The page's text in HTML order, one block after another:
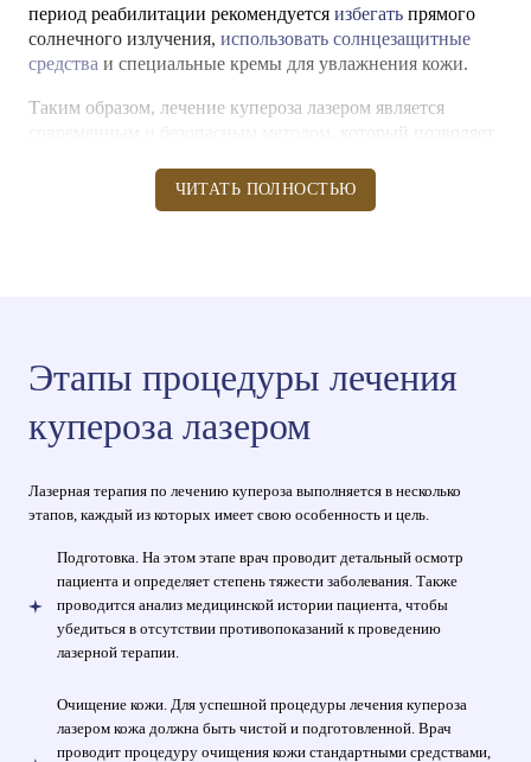
период реабилитации рекомендуется избегать прямого
солнечного излучения, использовать солнцезащитные
средства и специальные кремы для увлажнения кожи.
Таким образом, лечение купероза лазером является
, который позволяет
коже. Доверьтесь опыту и компетенции
профессионального специалистаSkySkin Clinic
ЧИТАТЬ ПОЛНОСТЬЮ
Этапы процедуры лечения
купероза лазером
Лазерная терапия по лечению купероза выполняется в несколько
этапов, каждый из которых имеет свою особенность и цель.
Подготовка. На этом этапе врач проводит детальный осмотр
пациента и определяет степень тяжести заболевания. Также
проводится анализ медицинской истории пациента, чтобы
убедиться в отсутствии противопоказаний к проведению
лазерной терапии.
Очищение кожи. Для успешной процедуры лечения купероза
лазером кожа должна быть чистой и подготовленной. Врач
проводит процедуру очищения кожи стандартными средствами,